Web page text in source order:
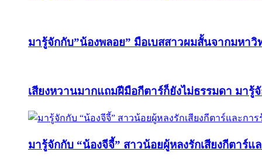
มารู้จักกับ”น้องพลอย” มือเบสสาวผมสั้นจากมหา
เสียงหวานมากแถมฝีมือกีตาร์ก็ยังไม่ธรรมดา มา
มารู้จักกับ “น้องจีจี้” สาวน้อยผู้หลงรักเสียงกีตาร์แ